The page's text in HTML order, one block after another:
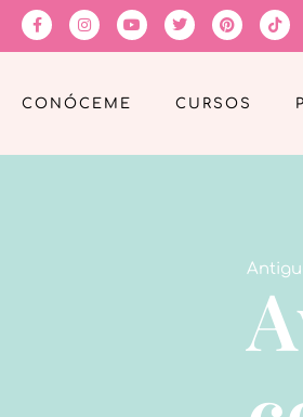
CONÓCEME CURSOS